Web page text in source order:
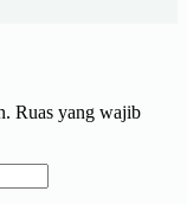
Ruas yang wajib